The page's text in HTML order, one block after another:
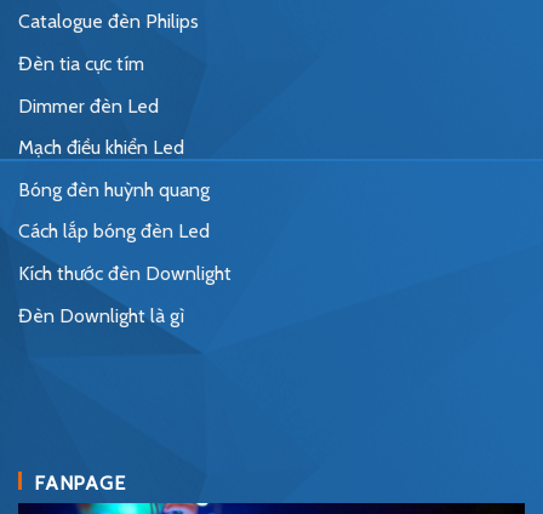
Catalogue đèn Philips
Đèn tia cực tím
Dimmer đèn Led
Mạch điều khiển Led
Bóng đèn huỳnh quang
Cách lắp bóng đèn Led
Kích thước đèn Downlight
Đèn Downlight là gì
FANPAGE